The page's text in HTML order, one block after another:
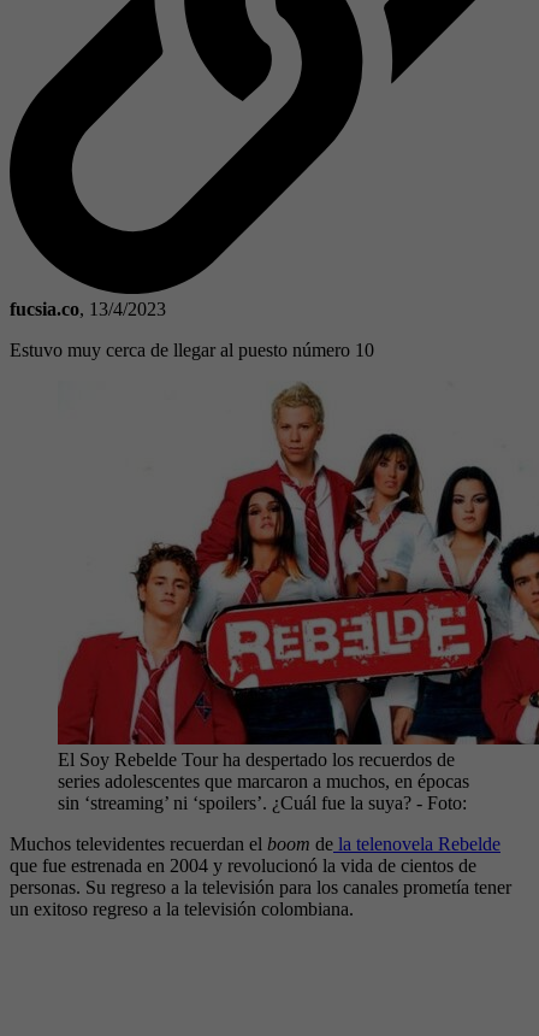
fucsia.co, 13/4/2023
Estuvo muy cerca de llegar al puesto número 10
El Soy Rebelde Tour ha despertado los recuerdos de
series adolescentes que marcaron a muchos, en épocas
sin ‘streaming’ ni ‘spoilers’. ¿Cuál fue la suya? - Foto:
Muchos televidentes recuerdan el boom de la telenovela Rebelde
que fue estrenada en 2004 y revolucionó la vida de cientos de
personas. Su regreso a la televisión para los canales prometía tener
un exitoso regreso a la televisión colombiana.